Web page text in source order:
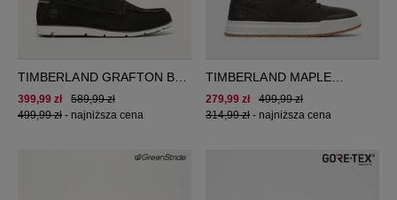
TIMBERLAND GRAFTON BAY
LACE
589,99 zł
399,99 zł
499,99 zł - najniższa cena
TIMBERLAND MAPLE
GROVE KNIT OX
499,99 zł
279,99 zł
314,99 zł - najniższa cena